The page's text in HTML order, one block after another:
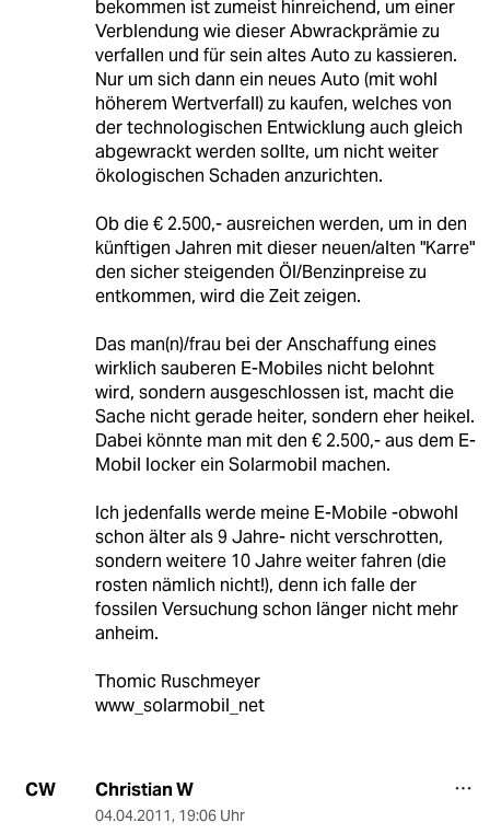
bekommen ist zumeist hinreichend, um einer
Verblendung wie dieser Abwrackprämie zu
verfallen und für sein altes Auto zu kassieren.
Nur um sich dann ein neues Auto (mit wohl
höherem Wertverfall) zu kaufen, welches von
der technologischen Entwicklung auch gleich
abgewrackt werden sollte, um nicht weiter
ökologischen Schaden anzurichten.
Ob die € 2.500,- ausreichen werden, um in den
künftigen Jahren mit dieser neuen/alten "Karre"
den sicher steigenden Öl/Benzinpreise zu
entkommen, wird die Zeit zeigen.
Das man(n)/frau bei der Anschaffung eines
wirklich sauberen E-Mobiles nicht belohnt
wird, sondern ausgeschlossen ist, macht die
Sache nicht gerade heiter, sondern eher heikel.
Dabei könnte man mit den € 2.500,- aus dem E-
Mobil locker ein Solarmobil machen.
Ich jedenfalls werde meine E-Mobile -obwohl
schon älter als 9 Jahre- nicht verschrotten,
sondern weitere 10 Jahre weiter fahren (die
rosten nämlich nicht!), denn ich falle der
fossilen Versuchung schon länger nicht mehr
anheim.
Thomic Ruschmeyer
www_solarmobil_net
CW Christian W
04.04.2011, 19:06 Uhr